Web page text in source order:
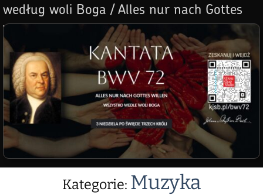
według woli Boga / Alles nur nach Gottes
Willen
Kategorie: Muzyka